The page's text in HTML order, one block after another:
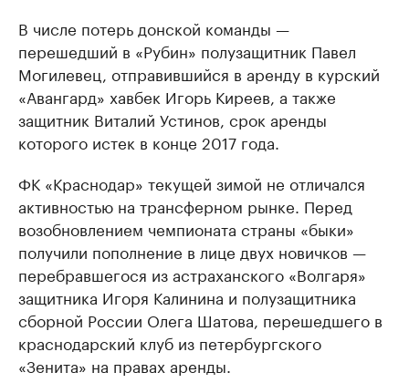
В числе потерь донской команды —
перешедший в «Рубин» полузащитник Павел
Могилевец, отправившийся в аренду в курский
«Авангард» хавбек Игорь Киреев, а также
защитник Виталий Устинов, срок аренды
которого истек в конце 2017 года.
ФК «Краснодар» текущей зимой не отличался
активностью на трансферном рынке. Перед
возобновлением чемпионата страны «быки»
получили пополнение в лице двух новичков —
перебравшегося из астраханского «Волгаря»
защитника Игоря Калинина и полузащитника
сборной России Олега Шатова, перешедшего в
краснодарский клуб из петербургского
«Зенита» на правах аренды.